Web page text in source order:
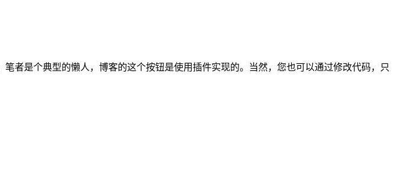
者是个典型的懒人，博客的这个按钮是使用插件实现的。当然，您也可以通过修改代码，只